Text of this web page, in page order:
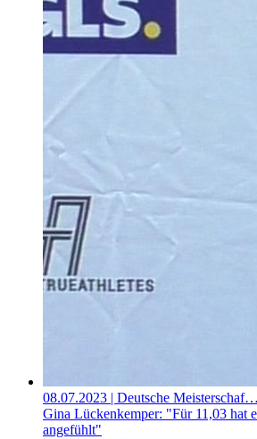
08.07.2023 | Deutsche Meisterschaf…
Gina Lückenkemper: "Für 11,03 hat
angefühlt"